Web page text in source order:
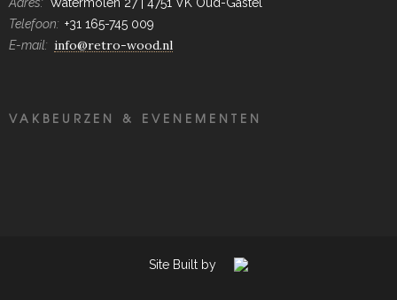
Telefoon: +31 165-745 009
E-mail: info@retro-wood.nl
VAKBEURZEN & EVENEMENTEN
Site Built by